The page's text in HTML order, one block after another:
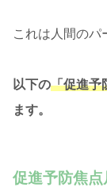
これは人間のパ
以下の「促進予
ます。
促進予防焦点